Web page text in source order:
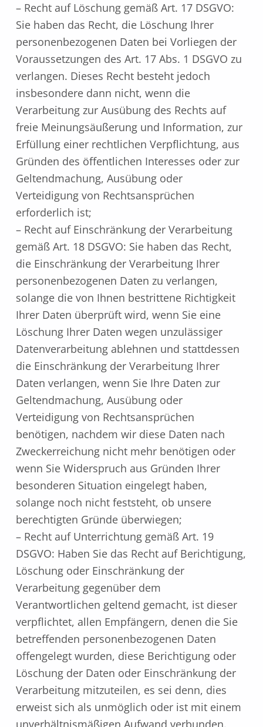
– Recht auf Löschung gemäß Art. 17 DSGVO:
Sie haben das Recht, die Löschung Ihrer
personenbezogenen Daten bei Vorliegen der
Voraussetzungen des Art. 17 Abs. 1 DSGVO zu
verlangen. Dieses Recht besteht jedoch
insbesondere dann nicht, wenn die
Verarbeitung zur Ausübung des Rechts auf
freie Meinungsäußerung und Information, zur
Erfüllung einer rechtlichen Verpflichtung, aus
Gründen des öffentlichen Interesses oder zur
Geltendmachung, Ausübung oder
Verteidigung von Rechtsansprüchen
erforderlich ist;
– Recht auf Einschränkung der Verarbeitung
gemäß Art. 18 DSGVO: Sie haben das Recht,
die Einschränkung der Verarbeitung Ihrer
personenbezogenen Daten zu verlangen,
solange die von Ihnen bestrittene Richtigkeit
Ihrer Daten überprüft wird, wenn Sie eine
Löschung Ihrer Daten wegen unzulässiger
Datenverarbeitung ablehnen und stattdessen
die Einschränkung der Verarbeitung Ihrer
Daten verlangen, wenn Sie Ihre Daten zur
Geltendmachung, Ausübung oder
Verteidigung von Rechtsansprüchen
benötigen, nachdem wir diese Daten nach
Zweckerreichung nicht mehr benötigen oder
wenn Sie Widerspruch aus Gründen Ihrer
besonderen Situation eingelegt haben,
solange noch nicht feststeht, ob unsere
berechtigten Gründe überwiegen;
– Recht auf Unterrichtung gemäß Art. 19
DSGVO: Haben Sie das Recht auf Berichtigung,
Löschung oder Einschränkung der
Verarbeitung gegenüber dem
Verantwortlichen geltend gemacht, ist dieser
verpflichtet, allen Empfängern, denen die Sie
betreffenden personenbezogenen Daten
offengelegt wurden, diese Berichtigung oder
Löschung der Daten oder Einschränkung der
Verarbeitung mitzuteilen, es sei denn, dies
erweist sich als unmöglich oder ist mit einem
unverhältnismäßigen Aufwand verbunden.